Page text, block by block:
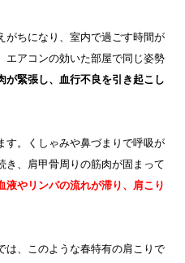
がちになり、室内で過ごす時間が
エアコンの効いた部屋で同じ姿勢
が緊張し、血行不良を引き起こし
す。くしゃみや鼻づまりで呼吸が
き、肩甲骨周りの筋肉が固まって
液やリンパの流れが滞り、肩こり
は、このような春特有の肩こりで